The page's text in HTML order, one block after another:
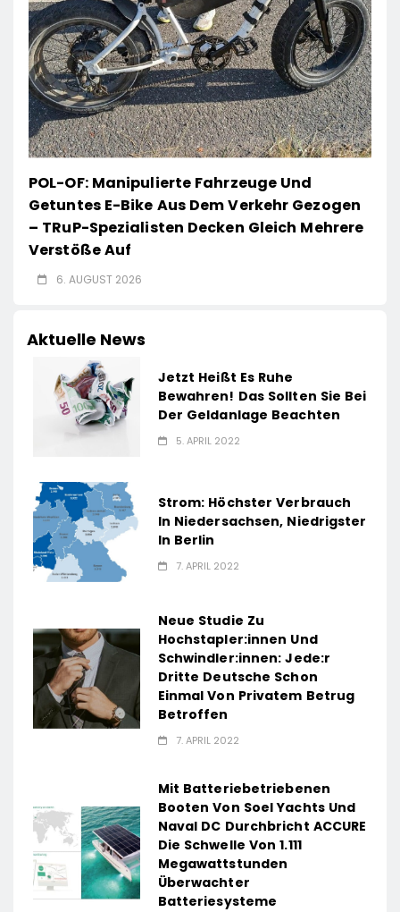
POL-OF: Manipulierte Fahrzeuge Und
Getuntes E-Bike Aus Dem Verkehr Gezogen
– TRuP-Spezialisten Decken Gleich Mehrere
Verstöße Auf
6. AUGUST 2026
Aktuelle News
Jetzt Heißt Es Ruhe
Bewahren! Das Sollten Sie Bei
Der Geldanlage Beachten
5. APRIL 2022
Strom: Höchster Verbrauch
In Niedersachsen, Niedrigster
In Berlin
7. APRIL 2022
Neue Studie Zu
Hochstapler:innen Und
Schwindler:innen: Jede:r
Dritte Deutsche Schon
Einmal Von Privatem Betrug
Betroffen
7. APRIL 2022
Mit Batteriebetriebenen
Booten Von Soel Yachts Und
Naval DC Durchbricht ACCURE
Die Schwelle Von 1.111
Megawattstunden
Überwachter
Batteriesysteme